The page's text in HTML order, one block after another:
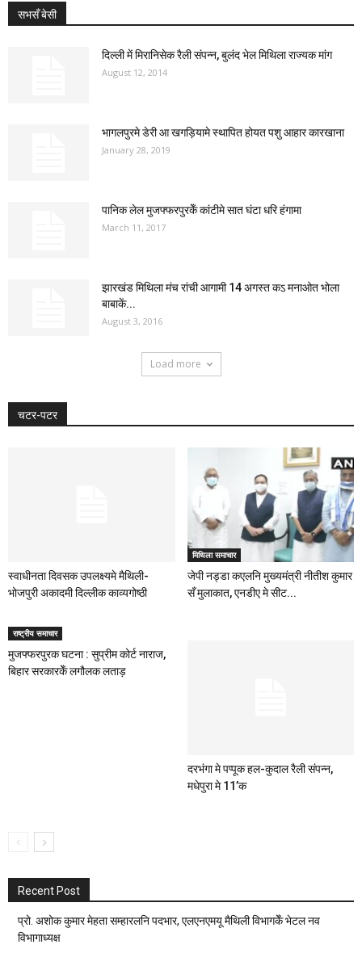
सभसँ बेसी
दिल्ली में मिरानिसेक रैली संपन्न, बुलंद भेल मिथिला राज्यक मांग
August 12, 2014
भागलपुरमे डेरी आ खगड़ियामे स्थापित होयत पशु आहार कारखाना
January 28, 2019
पानिक लेल मुजफ्फरपुरकेँ कांटीमे सात घंटा धरि हंगामा
March 11, 2017
झारखंड मिथिला मंच रांची आगामी 14 अगस्त कऽ मनाओत भोला
बाबाकें...
August 3, 2016
Load more
चटर-पटर
स्वाधीनता दिवसक उपलक्ष्यमे मैथिली-
भोजपुरी अकादमी दिल्लीक काव्यगोष्ठी
मिथिला समाचार
जेपी नड्डा कएलनि मुख्यमंत्री नीतीश कुमार
सँ मुलाकात, एनडीए मे सीट...
राष्ट्रीय समाचार
मुजफ्फरपुरक घटना : सुप्रीम कोर्ट नाराज,
बिहार सरकारकेँ लगौलक लताड़
दरभंगा मे पप्पूक हल-कुदाल रैली संपन्न,
मधेपुरा मे 11’क
Recent Post
प्रो. अशोक कुमार मेहता सम्हारलनि पदभार, एलएनएमयू मैथिली विभागकेँ भेटल नव
विभागाध्यक्ष